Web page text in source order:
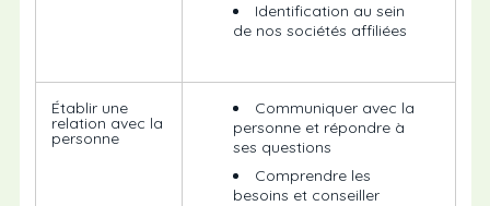
Identification au sein
de nos sociétés affiliées
Établir une
relation avec la
personne
Communiquer avec la
personne et répondre à
ses questions
Comprendre les
besoins et conseiller